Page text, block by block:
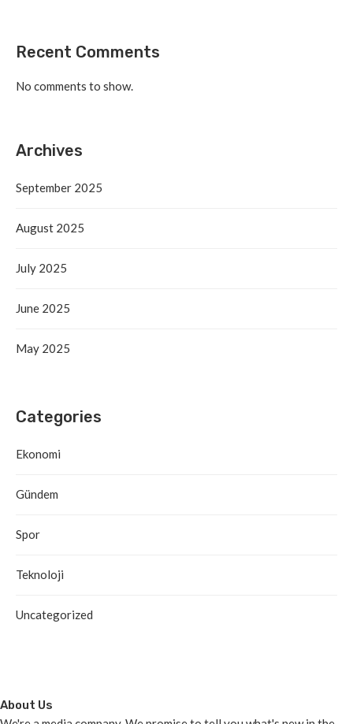
Recent Comments
No comments to show.
Archives
September 2025
August 2025
July 2025
June 2025
May 2025
Categories
Ekonomi
Gündem
Spor
Teknoloji
Uncategorized
About Us